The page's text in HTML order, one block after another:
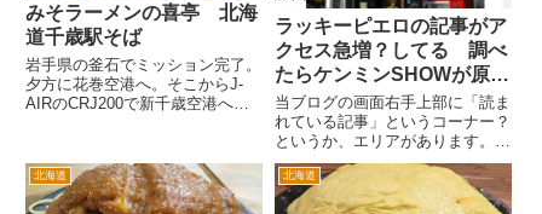
みそラーメンの喜亭 北海
道千歳駅そば
岩手県の釜石でミッション完了。
夕方に花巻空港へ。そこからJ-
AIRのCRJ200で新千歳空港へ移
エアポートで、今夜の宿泊地千歳
駅へ向かいます。 千歳駅に到
着。 千歳駅前も雨。 ル...
ラッキーピエロの記事がア
クセス急増？してる 調べ
たらケンミンSHOWが原因
と思われます
当ブログの画面右手上部に「読ま
れている記事」というコーナー？
というか、エリアがあります。
ここは1週間で一番アクセスがあ
った、つまり読まれている記事の
ランキングを掲載させていただい
北海道 北海道